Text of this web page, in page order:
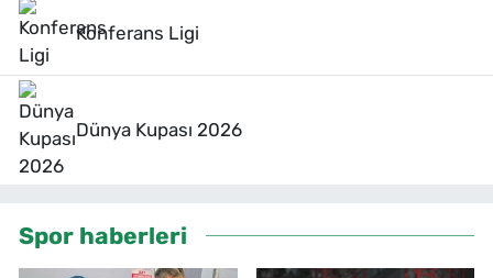
Konferans Ligi
Dünya Kupası 2026
Spor haberleri